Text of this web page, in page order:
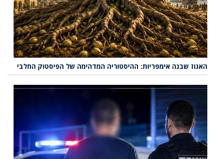
האגוז שבנה אימפריות: ההיסטוריה המדהימה של הפיסטוק החלבי